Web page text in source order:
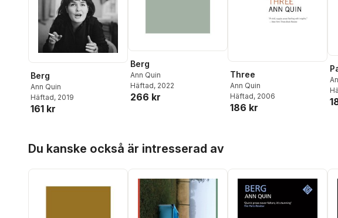
Berg
Ann Quin
Häftad, 2019
161 kr
Berg
Ann Quin
Häftad, 2022
266 kr
Three
Ann Quin
Häftad, 2006
186 kr
Du kanske också är intresserad av